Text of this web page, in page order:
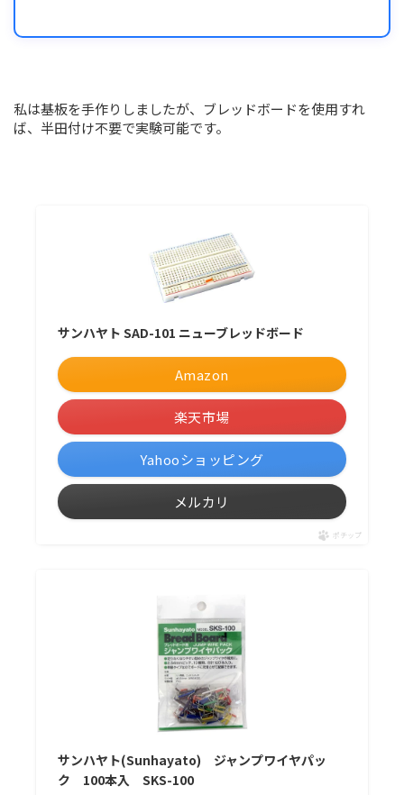
私は基板を手作りしましたが、ブレッドボードを使用すれ
ば、半田付け不要で実験可能です。
サンハヤト SAD-101 ニューブレッドボード
Amazon
楽天市場
Yahooショッピング
メルカリ
ポチップ
サンハヤト(Sunhayato) ジャンプワイヤパッ
ク 100本入 SKS-100